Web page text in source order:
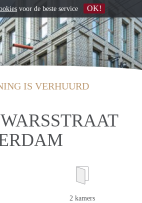
IS VERHUURD
2 kamers
voor de beste service OK!